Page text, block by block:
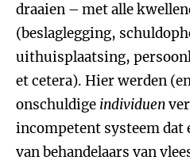
draaien – met alle
(beslaglegging,
uithuisplaatsing,
et cetera). Hier werden
onschuldige individuen
incompetent systeem dat
van behandelaars van